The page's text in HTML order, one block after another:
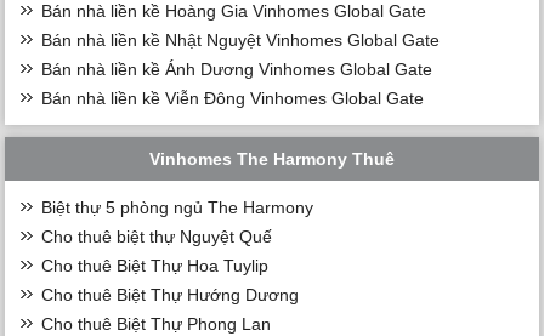
Bán nhà liền kề Hoàng Gia Vinhomes Global Gate
Bán nhà liền kề Nhật Nguyệt Vinhomes Global Gate
Bán nhà liền kề Ánh Dương Vinhomes Global Gate
Bán nhà liền kề Viễn Đông Vinhomes Global Gate
Vinhomes The Harmony Thuê
Biệt thự 5 phòng ngủ The Harmony
Cho thuê biệt thự Nguyệt Quế
Cho thuê Biệt Thự Hoa Tuylip
Cho thuê Biệt Thự Hướng Dương
Cho thuê Biệt Thự Phong Lan